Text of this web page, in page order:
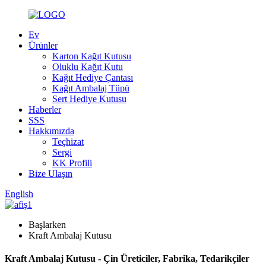
Ev
Ürünler
Karton Kağıt Kutusu
Oluklu Kağıt Kutu
Kağıt Hediye Çantası
Kağıt Ambalaj Tüpü
Sert Hediye Kutusu
Haberler
SSS
Hakkımızda
Teçhizat
Sergi
KK Profili
Bize Ulaşın
English
Başlarken
Kraft Ambalaj Kutusu
Kraft Ambalaj Kutusu - Çin Üreticiler, Fabrika, Tedarikçiler